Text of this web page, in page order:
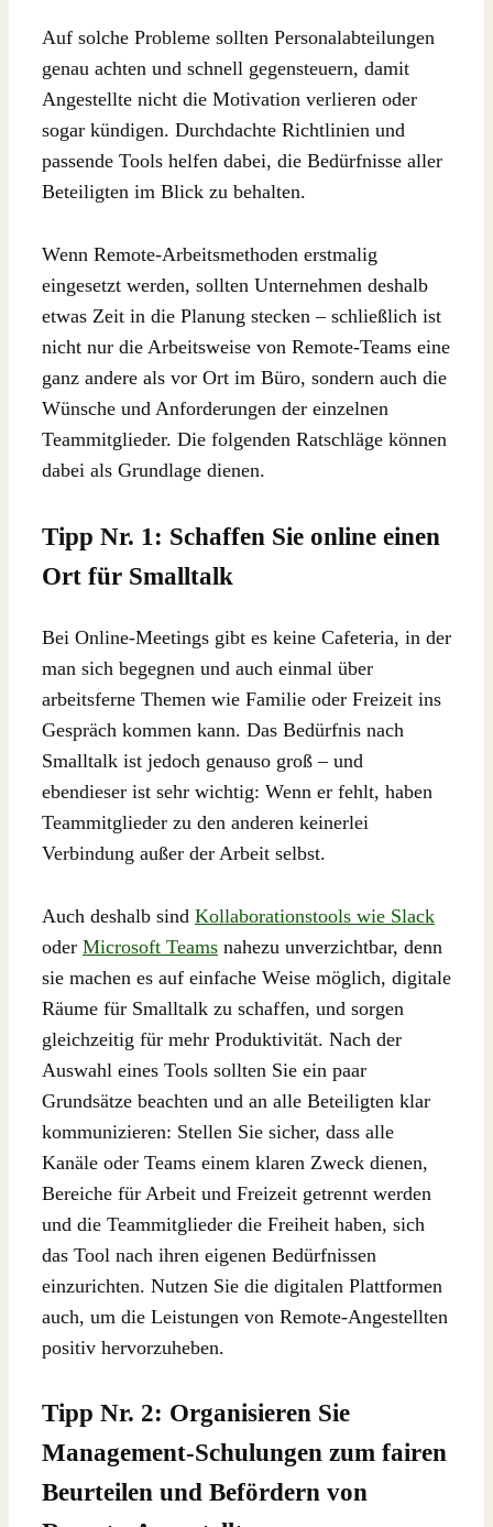
Auf solche Probleme sollten Personalabteilungen
genau achten und schnell gegensteuern, damit
Angestellte nicht die Motivation verlieren oder
sogar kündigen. Durchdachte Richtlinien und
passende Tools helfen dabei, die Bedürfnisse aller
Beteiligten im Blick zu behalten.
Wenn Remote-Arbeitsmethoden erstmalig
eingesetzt werden, sollten Unternehmen deshalb
etwas Zeit in die Planung stecken – schließlich ist
nicht nur die Arbeitsweise von Remote-Teams eine
ganz andere als vor Ort im Büro, sondern auch die
Wünsche und Anforderungen der einzelnen
Teammitglieder. Die folgenden Ratschläge können
dabei als Grundlage dienen.
Tipp Nr. 1: Schaffen Sie online einen
Ort für Smalltalk
Bei Online-Meetings gibt es keine Cafeteria, in der
man sich begegnen und auch einmal über
arbeitsferne Themen wie Familie oder Freizeit ins
Gespräch kommen kann. Das Bedürfnis nach
Smalltalk ist jedoch genauso groß – und
ebendieser ist sehr wichtig: Wenn er fehlt, haben
Teammitglieder zu den anderen keinerlei
Verbindung außer der Arbeit selbst.
Auch deshalb sind Kollaborationstools wie Slack
oder Microsoft Teams nahezu unverzichtbar, denn
sie machen es auf einfache Weise möglich, digitale
Räume für Smalltalk zu schaffen, und sorgen
gleichzeitig für mehr Produktivität. Nach der
Auswahl eines Tools sollten Sie ein paar
Grundsätze beachten und an alle Beteiligten klar
kommunizieren: Stellen Sie sicher, dass alle
Kanäle oder Teams einem klaren Zweck dienen,
Bereiche für Arbeit und Freizeit getrennt werden
und die Teammitglieder die Freiheit haben, sich
das Tool nach ihren eigenen Bedürfnissen
einzurichten. Nutzen Sie die digitalen Plattformen
auch, um die Leistungen von Remote-Angestellten
positiv hervorzuheben.
Tipp Nr. 2: Organisieren Sie
Management-Schulungen zum fairen
Beurteilen und Befördern von